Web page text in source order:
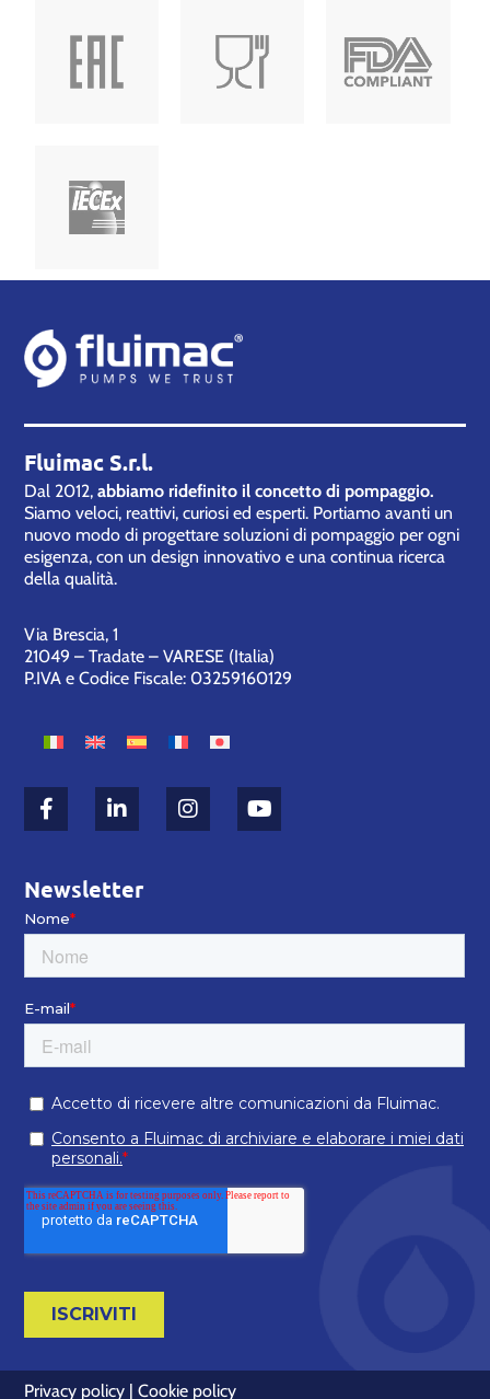
Fluimac S.r.l.
Dal 2012,abbiamo ridefinito il concetto di pompaggio.
Siamo veloci, reattivi, curiosi ed esperti. Portiamo avanti un
nuovo modo di progettare soluzioni di pompaggio per ogni
esigenza, con un design innovativo e una continua ricerca
della qualità.
Via Brescia, 1
21049 – Tradate – VARESE (Italia)
P.IVA e Codice Fiscale: 03259160129
Newsletter
Privacy policy |Cookie policy